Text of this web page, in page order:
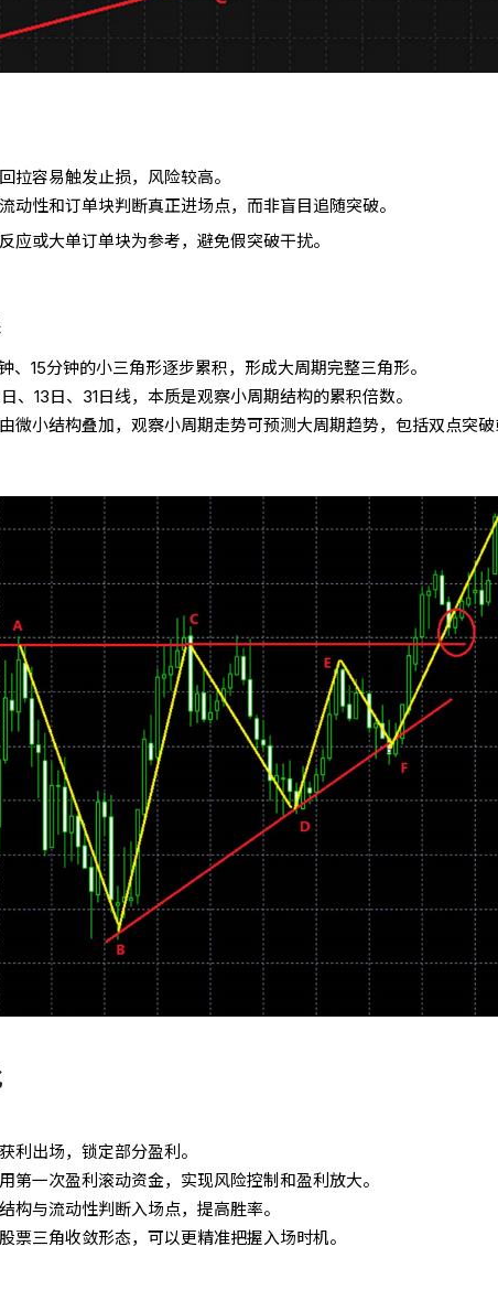
拉容易触发止损，风险较高。
动性和订单块判断真正进场点，而非盲目追随突破。
应或大单订单块为参考，避免假突破干扰。
、15分钟的小三角形逐步累积，形成大周期完整三角形。
、13日、31日线，本质是观察小周期结构的累积倍数。
微小结构叠加，观察小周期走势可预测大周期趋势，包括双点突
利出场，锁定部分盈利。
第一次盈利滚动资金，实现风险控制和盈利放大。
构与流动性判断入场点，提高胜率。
票三角收敛形态，可以更精准把握入场时机。